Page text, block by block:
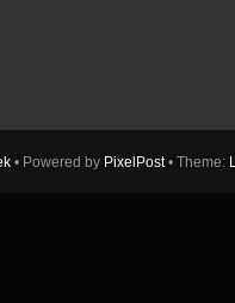
• Powered by PixelPost• Theme: